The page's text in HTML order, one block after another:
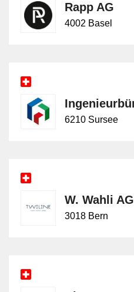
Rapp AG
4002 Basel
6210 Sursee
W. Wahli AG
3018 Bern